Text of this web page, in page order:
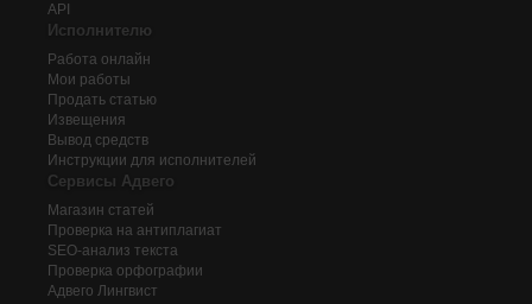
API
Исполнителю
Работа онлайн
Мои работы
Продать статью
Извещения
Вывод средств
Инструкции для исполнителей
Сервисы Адвего
Магазин статей
Проверка на антиплагиат
SEO-анализ текста
Проверка орфографии
Адвего Лингвист